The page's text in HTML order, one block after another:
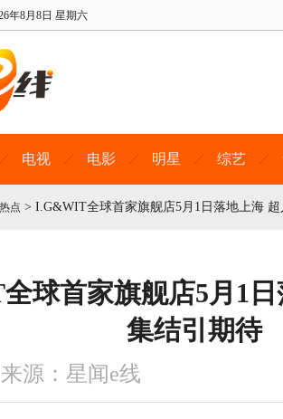
年8月8日 星期六
电视 电影 明星 综艺
热点 > I.G&WIT全球首家旗舰店5月1日落地上海
球首家旗舰店5月1
集结引期待
源：星闻e线